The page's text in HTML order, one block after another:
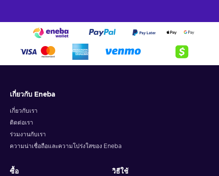
เกี่ยวกับ Eneba
เกี่ยวกับเรา
ติดต่อเรา
ร่วมงานกับเรา
ความน่าเชื่อถือและความโปร่งใสของ Eneba
ซื้อ วิธีใช้